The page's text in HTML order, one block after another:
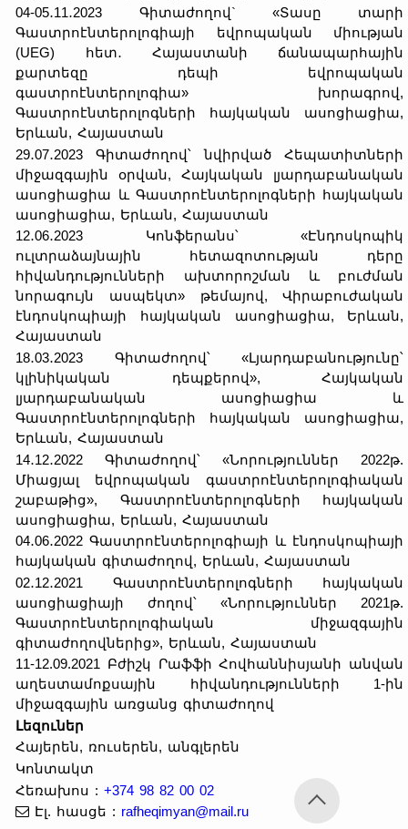
04-05․11․2023 Գիտաժողով` «Տասը տարի
Գաստրոէնտերոլոգիայի եվրոպական միության
(UEG) հետ․ Հայաստանի ճանապարհային
քարտեզը դեպի եվրոպական
գաստրոէնտերոլոգիա» խորագրով,
Գաստրոէնտերոլոգների հայկական ասոցիացիա,
Երևան, Հայաստան
29․07․2023 Գիտաժողով՝ նվիրված Հեպատիտների
միջազգային օրվան, Հայկական լյարդաբանական
ասոցիացիա և Գաստրոէնտերոլոգների հայկական
ասոցիացիա, Երևան, Հայաստան
12․06․2023 Կոնֆերանս՝ «Էնդոսկոպիկ
ուլտրաձայնային հետազոտության դերը
հիվանդությունների ախտորոշման և բուժման
նորագույն ասպեկտ» թեմայով, Վիրաբուժական
էնդոսկոպիայի հայկական ասոցիացիա, Երևան,
Հայաստան
18․03․2023 Գիտաժողով՝ «Լյարդաբանությունը՝
կլինիկական դեպքերով», Հայկական
լյարդաբանական ասոցիացիա և
Գաստրոէնտերոլոգների հայկական ասոցիացիա,
Երևան, Հայաստան
14․12․2022 Գիտաժողով՝ «Նորություններ 2022թ.
Միացյալ եվրոպական գաստրոէնտերոլոգիական
շաբաթից», Գաստրոէնտերոլոգների հայկական
ասոցիացիա, Երևան, Հայաստան
04․06․2022 Գաստրոէնտերոլոգիայի և էնդոսկոպիայի
հայկական գիտաժողով, Երևան, Հայաստան
02․12․2021 Գաստրոէնտերոլոգների հայկական
ասոցիացիայի ժողով՝ «Նորություններ 2021թ.
Գաստրոէնտերոլոգիական միջազգային
գիտաժողովներից», Երևան, Հայաստան
11-12.09.2021 Բժիշկ Րաֆֆի Հովհաննիսյանի անվան
աղեստամոքսային հիվանդությունների 1-ին
միջազգային առցանց գիտաժողով
Լեզուներ
Հայերեն, ռուսերեն, անգլերեն
Կոնտակտ
Հեռախոս :+374 98 82 00 02
Էլ. հասցե : rafheqimyan@mail.ru